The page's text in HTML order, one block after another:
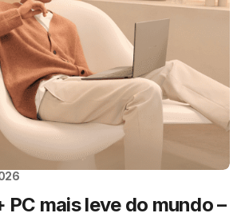
PC mais leve do mundo –